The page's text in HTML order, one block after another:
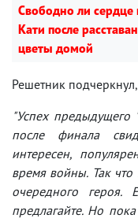
Свободно ли
Кати после
цветы домой
Решетник
"Успех предыдущего "
после финала
интересен,
время войны. Так что
очередного героя.
предлагайте. Но